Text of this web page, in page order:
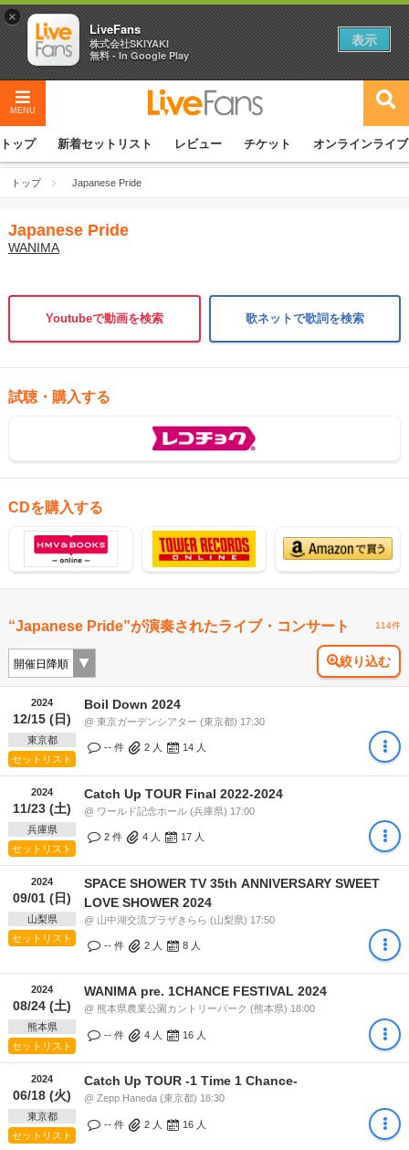
MENU
トップ 新着セットリスト レビュー チケット オンラインライブ
トップ Japanese Pride
Japanese Pride
WANIMA
Youtubeで動画を検索 歌ネットで歌詞を検索
試聴・購入する
CDを購入する
“Japanese Pride”が演奏されたライブ・コンサート 114件
絞り込む
2024
12/15 (日)
東京都
セットリスト
Boil Down 2024
@ 東京ガーデンシアター (東京都) 17:30
-- 件 2 人 14 人
2024
11/23 (土)
兵庫県
セットリスト
Catch Up TOUR Final 2022-2024
@ ワールド記念ホール (兵庫県) 17:00
2 件 4 人 17 人
2024
09/01 (日)
山梨県
セットリスト
SPACE SHOWER TV 35th ANNIVERSARY SWEET
LOVE SHOWER 2024
@ 山中湖交流プラザきらら (山梨県) 17:50
-- 件 2 人 8 人
2024
08/24 (土)
熊本県
セットリスト
WANIMA pre. 1CHANCE FESTIVAL 2024
@ 熊本県農業公園カントリーパーク (熊本県) 18:00
-- 件 4 人 16 人
2024
06/18 (火)
東京都
セットリスト
Catch Up TOUR -1 Time 1 Chance-
@ Zepp Haneda (東京都) 18:30
-- 件 2 人 16 人
×
LiveFans
株式会社SKIYAKI
無料 - In Google Play
表示